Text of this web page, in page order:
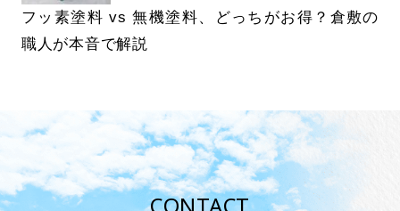
フッ素塗料 vs 無機塗料、どっちがお得？倉敷の
職人が本音で解説
CONTACT